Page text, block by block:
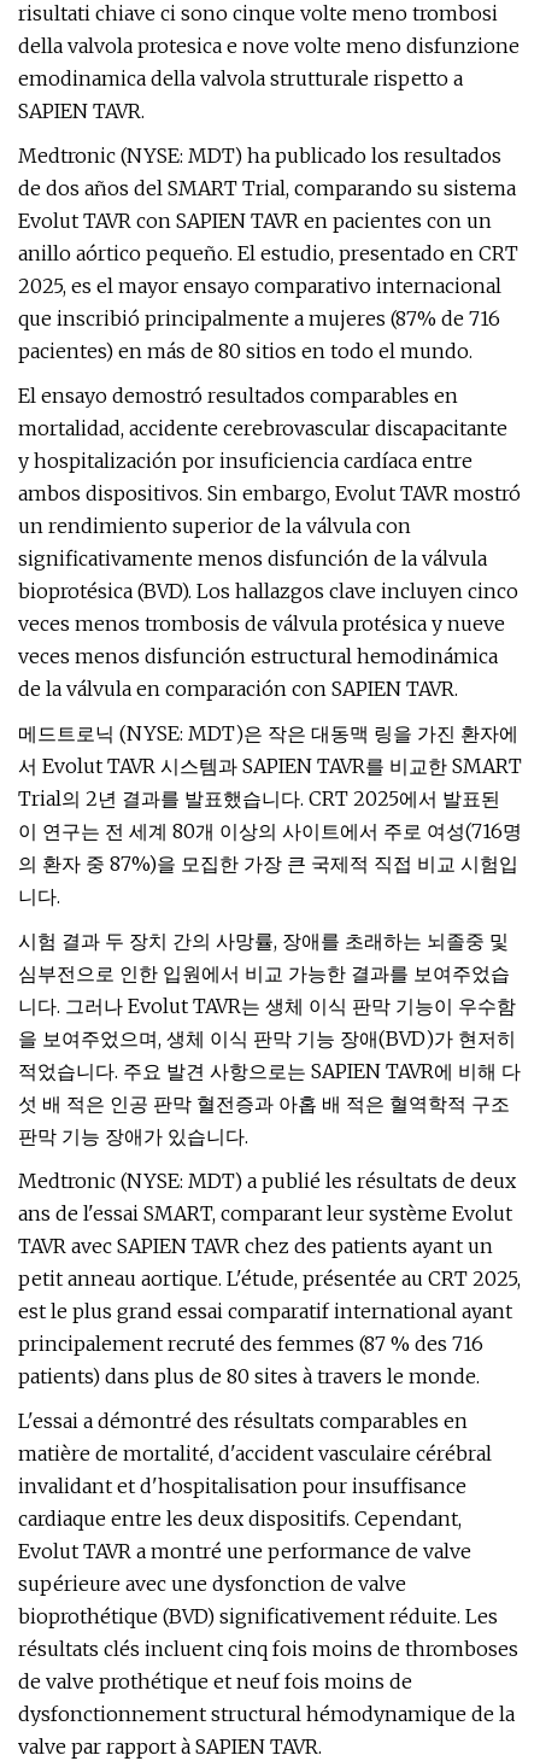
risultati chiave ci sono cinque volte meno trombosi
della valvola protesica e nove volte meno disfunzione
emodinamica della valvola strutturale rispetto a
SAPIEN TAVR.
Medtronic (NYSE: MDT) ha publicado los resultados
de dos años del SMART Trial, comparando su sistema
Evolut TAVR con SAPIEN TAVR en pacientes con un
anillo aórtico pequeño. El estudio, presentado en CRT
2025, es el mayor ensayo comparativo internacional
que inscribió principalmente a mujeres (87% de 716
pacientes) en más de 80 sitios en todo el mundo.
El ensayo demostró resultados comparables en
mortalidad, accidente cerebrovascular discapacitante
y hospitalización por insuficiencia cardíaca entre
ambos dispositivos. Sin embargo, Evolut TAVR mostró
un rendimiento superior de la válvula con
significativamente menos disfunción de la válvula
bioprotésica (BVD). Los hallazgos clave incluyen cinco
veces menos trombosis de válvula protésica y nueve
veces menos disfunción estructural hemodinámica
de la válvula en comparación con SAPIEN TAVR.
메드트로닉 (NYSE: MDT)은 작은 대동맥 링을 가진 환자에
서 Evolut TAVR 시스템과 SAPIEN TAVR를 비교한 SMART
Trial의 2년 결과를 발표했습니다. CRT 2025에서 발표된
이 연구는 전 세계 80개 이상의 사이트에서 주로 여성(716명
의 환자 중 87%)을 모집한 가장 큰 국제적 직접 비교 시험입
니다.
시험 결과 두 장치 간의 사망률, 장애를 초래하는 뇌졸중 및
심부전으로 인한 입원에서 비교 가능한 결과를 보여주었습
니다. 그러나 Evolut TAVR는 생체 이식 판막 기능이 우수함
을 보여주었으며, 생체 이식 판막 기능 장애(BVD)가 현저히
적었습니다. 주요 발견 사항으로는 SAPIEN TAVR에 비해 다
섯 배 적은 인공 판막 혈전증과 아홉 배 적은 혈역학적 구조
판막 기능 장애가 있습니다.
Medtronic (NYSE: MDT) a publié les résultats de deux
ans de l'essai SMART, comparant leur système Evolut
TAVR avec SAPIEN TAVR chez des patients ayant un
petit anneau aortique. L'étude, présentée au CRT 2025,
est le plus grand essai comparatif international ayant
principalement recruté des femmes (87 % des 716
patients) dans plus de 80 sites à travers le monde.
L'essai a démontré des résultats comparables en
matière de mortalité, d'accident vasculaire cérébral
invalidant et d'hospitalisation pour insuffisance
cardiaque entre les deux dispositifs. Cependant,
Evolut TAVR a montré une performance de valve
supérieure avec une dysfonction de valve
bioprothétique (BVD) significativement réduite. Les
résultats clés incluent cinq fois moins de thromboses
de valve prothétique et neuf fois moins de
dysfonctionnement structural hémodynamique de la
valve par rapport à SAPIEN TAVR.